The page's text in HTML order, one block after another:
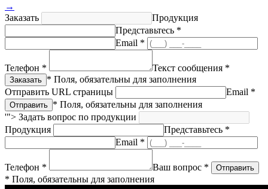
→
Заказать
Продукция
Представьтесь *
Email *
Телефон *
Текст сообщения *
* Поля, обязательны для заполнения
Отправить URL страницы
Email *
* Поля, обязательны для заполнения
'"> Задать вопрос по продукции
Продукция
Представьтесь *
Email *
Телефон *
Ваш вопрос *
* Поля, обязательны для заполнения